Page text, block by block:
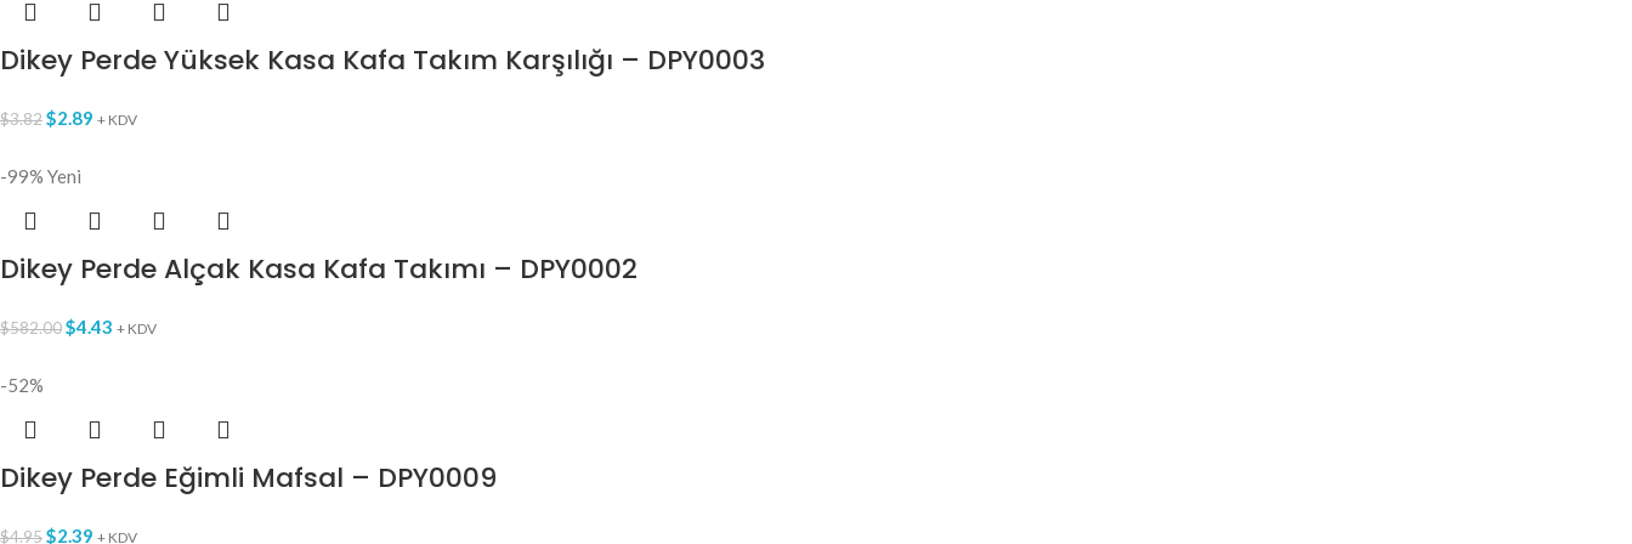
Dikey Perde Yüksek Kasa Kafa Takım Karşılığı – DPY0003
$3.82$2.89 + KDV
-99% Yeni
Dikey Perde Alçak Kasa Kafa Takımı – DPY0002
$582.00$4.43 + KDV
-52%
Dikey Perde Eğimli Mafsal – DPY0009
$4.95$2.39 + KDV